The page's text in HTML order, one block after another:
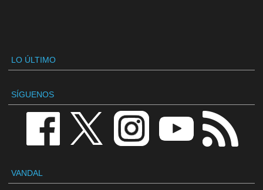
LO ÚLTIMO
SÍGUENOS
VANDAL